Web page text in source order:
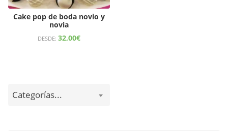
Cake pop de boda novio y
novia
DESDE: 32,00€
Categorías...